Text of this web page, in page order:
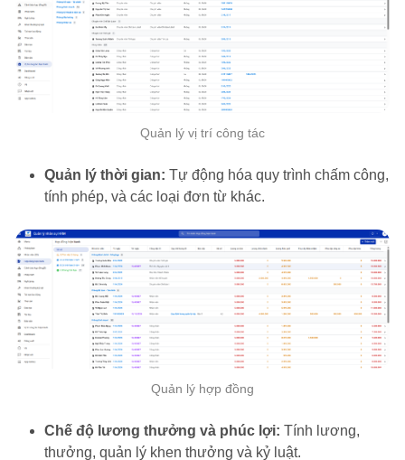
Quản lý vị trí công tác
Quản lý thời gian: Tự động hóa quy trình chấm công,
tính phép, và các loại đơn từ khác.
Quản lý hợp đồng
Chế độ lương thưởng và phúc lợi: Tính lương,
thưởng, quản lý khen thưởng và kỷ luật.